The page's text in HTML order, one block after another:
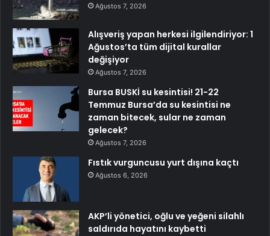
Ağustos 7, 2026
Alışveriş yapan herkesi ilgilendiriyor: 1
Ağustos’ta tüm dijital kurallar
değişiyor
Ağustos 7, 2026
Bursa BUSKİ su kesintisi! 21-22
Temmuz Bursa’da su kesintisi ne
zaman bitecek, sular ne zaman
gelecek?
Ağustos 7, 2026
Fıstık vurguncusu yurt dışına kaçtı
Ağustos 6, 2026
AKP’li yönetici, oğlu ve yeğeni silahlı
saldırıda hayatını kaybetti